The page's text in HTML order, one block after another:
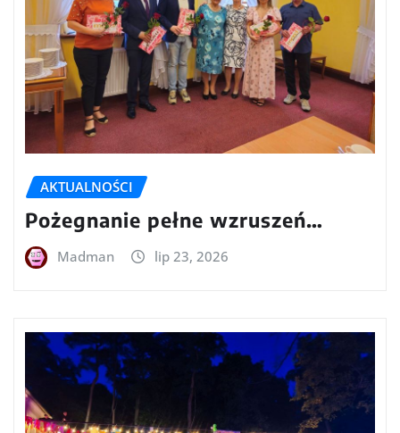
AKTUALNOŚCI
Pożegnanie pełne wzruszeń…
Madman lip 23, 2026